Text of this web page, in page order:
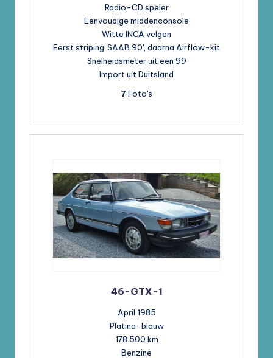
Radio-CD speler
Eenvoudige middenconsole
Witte INCA velgen
Eerst striping 'SAAB 90', daarna Airflow-kit
Snelheidsmeter uit een 99
Import uit Duitsland
7 Foto's
46-GTX-1
April 1985
Platina-blauw
178.500 km
Benzine